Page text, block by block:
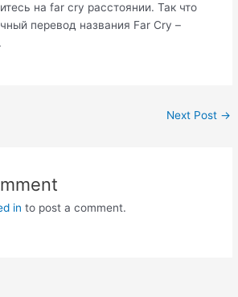
на far cry расстоянии. Так что
перевод названия Far Cry –
Next Post →
in to post a comment.